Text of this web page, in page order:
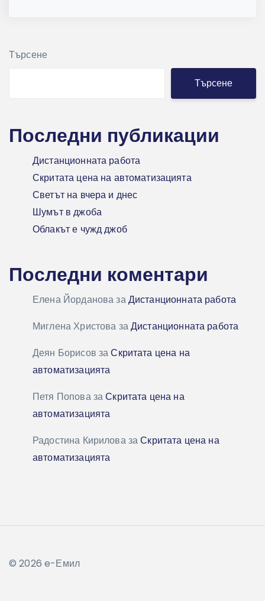
Търсене
Търсене
Последни публикации
Дистанционната работа
Скритата цена на автоматизацията
Светът на вчера и днес
Шумът в джоба
Облакът е чужд джоб
Последни коментари
Елена ЙордановазаДистанционната работа
Миглена Христова заДистанционната работа
Деян Борисов заСкритата цена на
автоматизацията
Петя ПоповазаСкритата цена на
автоматизацията
Радостина КириловазаСкритата цена на
автоматизацията
© 2026 e-Емил